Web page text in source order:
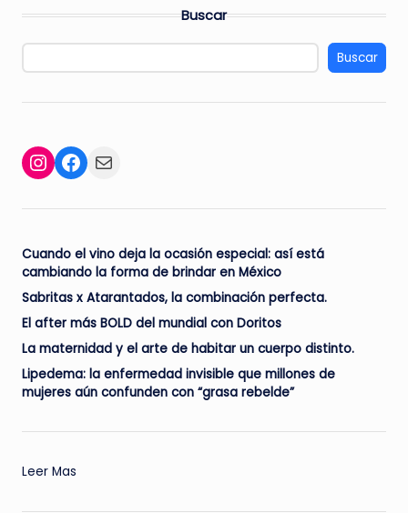
Buscar
Buscar
Instagram
Facebook
Mail
Cuando el vino deja la ocasión especial: así está
cambiando la forma de brindar en México
Sabritas x Atarantados, la combinación perfecta.
El after más BOLD del mundial con Doritos
La maternidad y el arte de habitar un cuerpo distinto.
Lipedema: la enfermedad invisible que millones de
mujeres aún confunden con “grasa rebelde”
Leer Mas